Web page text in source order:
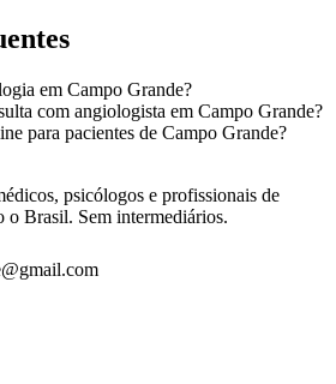
em Campo Grande?
com angiologista em Campo Grande?
para pacientes de Campo Grande?
psicólogos e profissionais de
o Brasil. Sem intermediários.